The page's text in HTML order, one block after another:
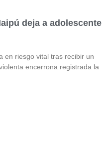
deja a adolescente
en riesgo vital tras recibir un
encerrona registrada la